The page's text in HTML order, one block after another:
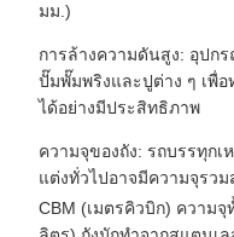
มม.)
การล้างความดันสูง: อุปก
ปั๊มพั๊มพริงและปูต่าง ๆ เพื่
ได้อย่างมีประสิทธิภาพ
ความจุของถัง: รถบรรทุก
แต่งทั่วไปอาจมีความจุรว
CBM (เมตรคิวบิก) ความจุ